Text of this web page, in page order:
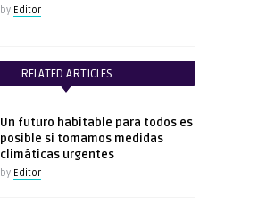
by Editor
RELATED ARTICLES
Un futuro habitable para todos es
posible si tomamos medidas
climáticas urgentes
by Editor